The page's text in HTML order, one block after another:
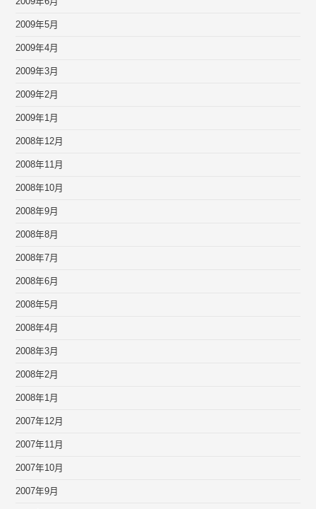
2009年5月
2009年4月
2009年3月
2009年2月
2009年1月
2008年12月
2008年11月
2008年10月
2008年9月
2008年8月
2008年7月
2008年6月
2008年5月
2008年4月
2008年3月
2008年2月
2008年1月
2007年12月
2007年11月
2007年10月
2007年9月